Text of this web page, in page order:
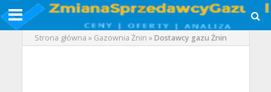
Strona główna » Gazownia Żnin »Dostawcy gazu Żnin